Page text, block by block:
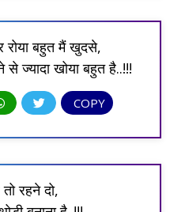
बहुत मैं खुदसे,
ज्यादा खोया बहुत है..!!!
COPY
रहने दो,